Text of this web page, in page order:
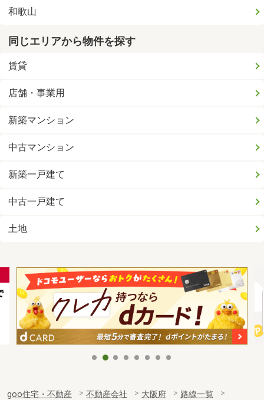
和歌山
同じエリアから物件を探す
賃貸
店舗・事業用
新築マンション
中古マンション
新築一戸建て
中古一戸建て
土地
goo住宅・不動産 不動産会社 大阪府
路線一覧